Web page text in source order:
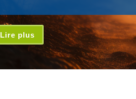
Lire plus